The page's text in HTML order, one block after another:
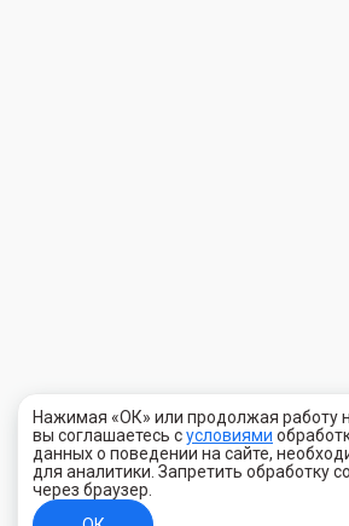
Нажимая «ОК» или продолжая работу
вы соглашаетесь сусловиями
данных о поведении на сайте,
для аналитики. Запретить обработку
через браузер.